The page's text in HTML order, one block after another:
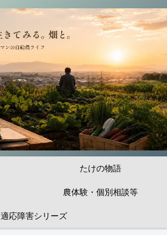
たけの物語
農体験・個別相談等
適応障害シリーズ